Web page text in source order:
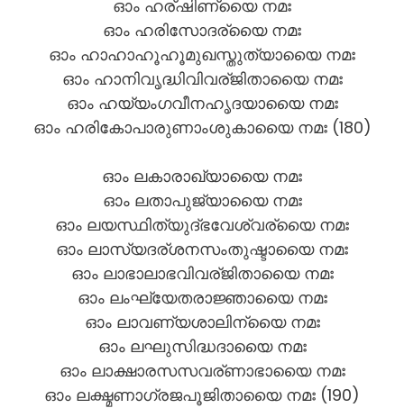
ഓം ഹര്ഷിണ്യൈ നമഃ
ഓം ഹരിസോദര്യൈ നമഃ
ഓം ഹാഹാഹൂഹൂമുഖസ്തുത്യായൈ നമഃ
ഓം ഹാനിവൃദ്ധിവിവര്ജിതായൈ നമഃ
ഓം ഹയ്യംഗവീനഹൃദയായൈ നമഃ
ഓം ഹരികോപാരുണാംശുകായൈ നമഃ (180)
ഓം ലകാരാഖ്യായൈ നമഃ
ഓം ലതാപുജ്യായൈ നമഃ
ഓം ലയസ്ഥിത്യുദ്ഭവേശ്വര്യൈ നമഃ
ഓം ലാസ്യദര്ശനസംതുഷ്ടായൈ നമഃ
ഓം ലാഭാലാഭവിവര്ജിതായൈ നമഃ
ഓം ലംഘ്യേതരാജ്ഞായൈ നമഃ
ഓം ലാവണ്യശാലിന്യൈ നമഃ
ഓം ലഘുസിദ്ധദായൈ നമഃ
ഓം ലാക്ഷാരസസവര്ണാഭായൈ നമഃ
ഓം ലക്ഷ്മണാഗ്രജപൂജിതായൈ നമഃ (190)